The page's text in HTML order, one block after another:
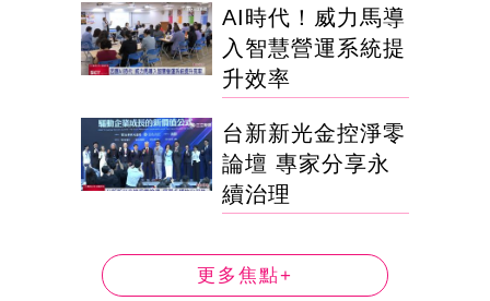
AI時代！威力馬導
入智慧營運系統提
升效率
台新新光金控淨零
論壇 專家分享永
續治理
更多焦點+